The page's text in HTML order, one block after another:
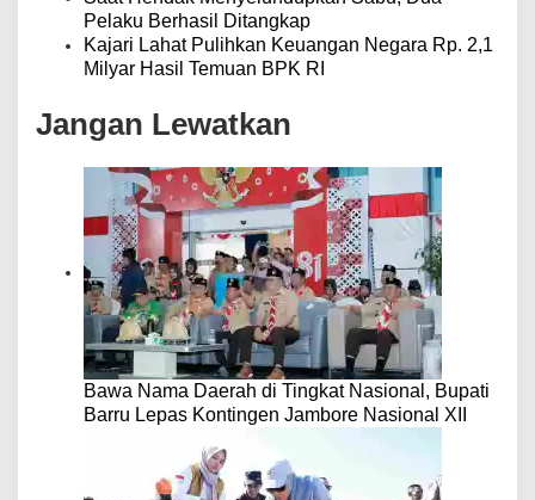
Pelaku Berhasil Ditangkap
Kajari Lahat Pulihkan Keuangan Negara Rp. 2,1
Milyar Hasil Temuan BPK RI
Jangan Lewatkan
Bawa Nama Daerah di Tingkat Nasional, Bupati
Barru Lepas Kontingen Jambore Nasional XII